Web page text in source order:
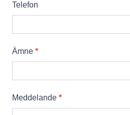
Telefon
Ämne *
Meddelande *